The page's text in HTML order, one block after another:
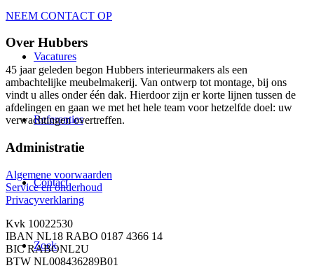
Vacatures
Referenties
Contact
Zoek
NEEM CONTACT OP
Over Hubbers
45 jaar geleden begon Hubbers interieurmakers als een
ambachtelijke meubelmakerij. Van ontwerp tot montage, bij ons
vindt u alles onder één dak. Hierdoor zijn er korte lijnen tussen de
afdelingen en gaan we met het hele team voor hetzelfde doel: uw
verwachtingen overtreffen.
Administratie
Algemene voorwaarden
Service en onderhoud
Privacyverklaring
Kvk 10022530
IBAN NL18 RABO 0187 4366 14
BIC RABONL2U
BTW NL008436289B01